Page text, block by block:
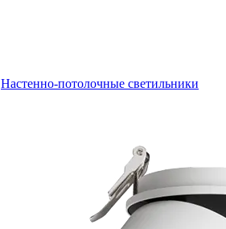
Настенно-потолочные светильники